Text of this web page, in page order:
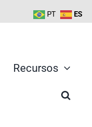
Recursos
PT ES